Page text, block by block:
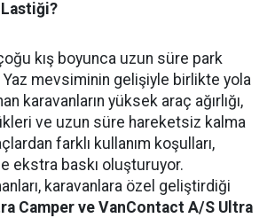
Lastiği?
kış boyunca uzun süre park
Yaz mevsiminin gelişiyle birlikte yola
karavanların yüksek araç ağırlığı,
ve uzun süre hareketsiz kalma
farklı kullanım koşulları,
ekstra baskı oluşturuyor.
karavanlara özel geliştirdiği
Camper ve VanContact A/S Ultra